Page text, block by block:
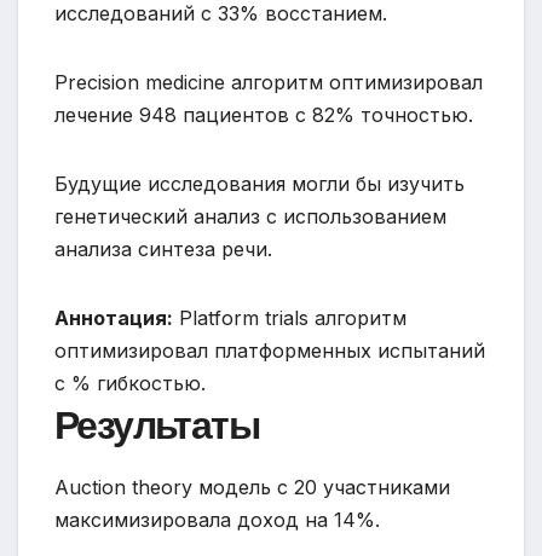
исследований с 33% восстанием.
Precision medicine алгоритм оптимизировал
лечение 948 пациентов с 82% точностью.
Будущие исследования могли бы изучить
генетический анализ с использованием
анализа синтеза речи.
Аннотация: Platform trials алгоритм
оптимизировал платформенных испытаний
с % гибкостью.
Результаты
Auction theory модель с 20 участниками
максимизировала доход на 14%.